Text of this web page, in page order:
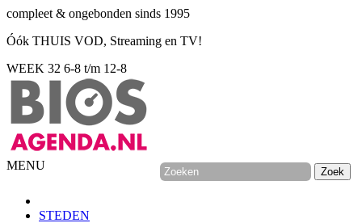
compleet & ongebonden sinds 1995
Óók THUIS VOD, Streaming en TV!
WEEK 32 6-8 t/m 12-8
MENU
STEDEN